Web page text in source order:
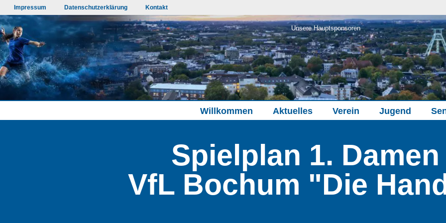
Impressum Datenschutzerklärung Kontakt
Unsere Hauptsponsoren
Willkommen Aktuelles Verein Jugend
Spielplan 1.
VfL Bochum "Die